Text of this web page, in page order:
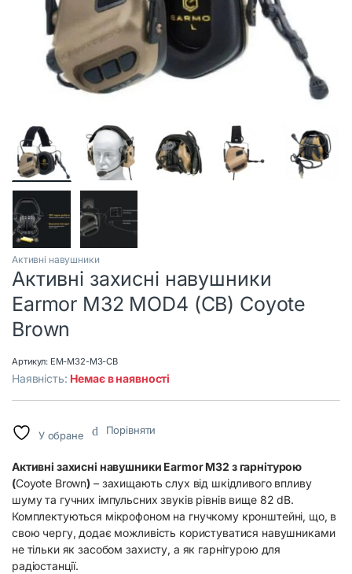
Активні навушники
Активні захисні навушники
Earmor M32 MOD4 (CB) Coyote
Brown
Артикул: EM-M32-M3-CB
Наявність: Немає в наявності
У обране Порівняти
Активні захисні навушники Earmor M32 з гарнітурою
(Coyote Brown) – захищають слух від шкідливого впливу
шуму та гучних імпульсних звуків рівнів вище 82 dB.
Комплектуються мікрофоном на гнучкому кронштейні, що, в
свою чергу, додає можливість користуватися навушниками
не тільки як засобом захисту, а як гарнітурою для
радіостанції.